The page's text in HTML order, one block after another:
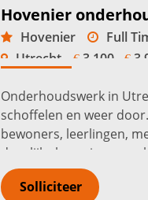
Hovenier
Hovenier Full
Utrecht
€ 3.100 -€
Onderhoudswerk in
schoffelen en weer
bewoners, leerlingen,
dagelijks langs jouw
wooncomplexen,
verderSolliciteer